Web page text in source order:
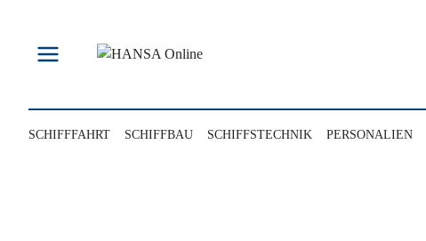
springen
SCHIFFFAHRT SCHIFFBAU SCHIFFSTECHNIK PERSONALIEN